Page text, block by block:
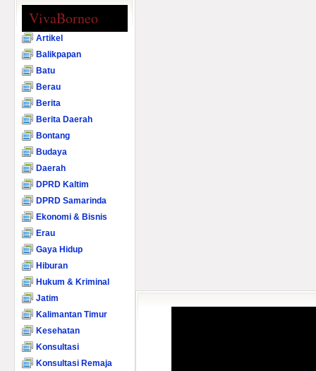
VivaBorneo
Artikel
Balikpapan
Batu
Berau
Berita
Berita Daerah
Bontang
Budaya
Daerah
DPRD Kaltim
DPRD Samarinda
Ekonomi & Bisnis
Erau
Gaya Hidup
Hiburan
Hukum & Kriminal
Jatim
Kalimantan Timur
Kesehatan
Konsultasi
Konsultasi Remaja